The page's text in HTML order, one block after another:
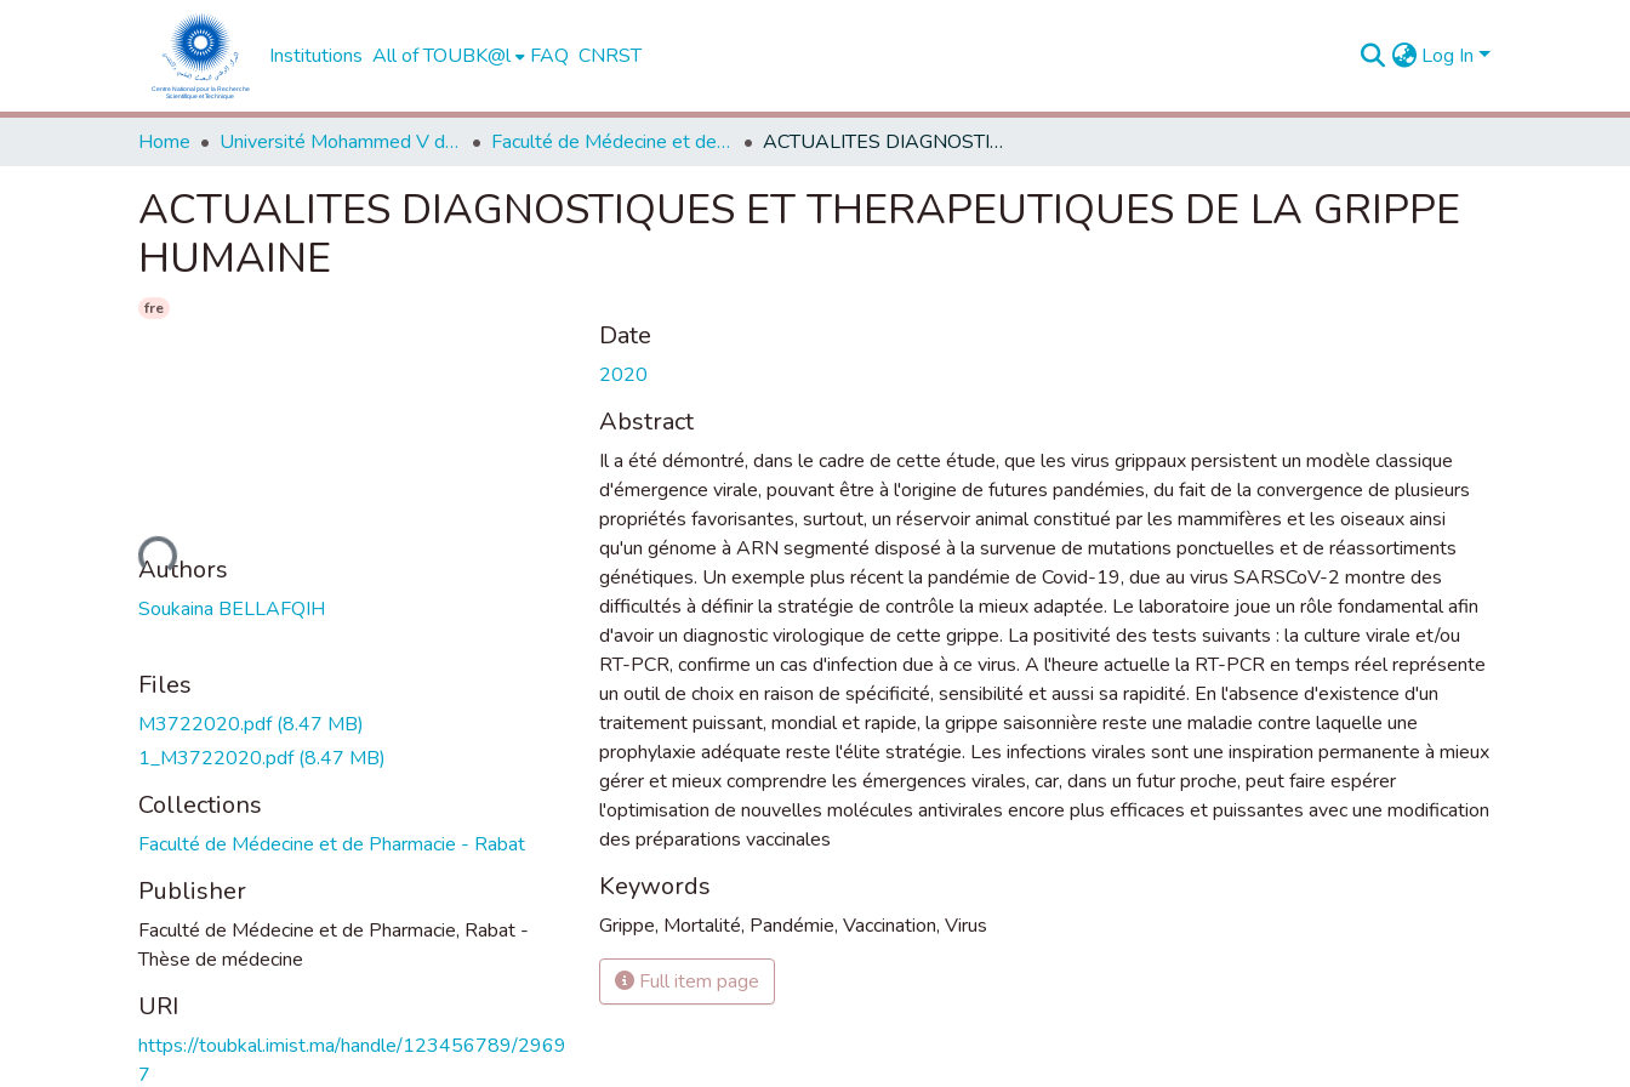
Institutions All of TOUBK@l FAQ CNRST Log In
Home Université Mohammed V de Rabat Faculté de Médecine et de Pharmacie - Rabat ACTUALITES DIAGNOSTIQUES ET THERAPEUTIQUES DE LA GRIPPE HUMAINE
ACTUALITES DIAGNOSTIQUES ET THERAPEUTIQUES DE LA GRIPPE
HUMAINE
fre
Loading...
Authors
Soukaina BELLAFQIH
Files
M3722020.pdf(8.47 MB)
1_M3722020.pdf(8.47 MB)
Collections
Faculté de Médecine et de Pharmacie - Rabat
Publisher
Faculté de Médecine et de Pharmacie, Rabat -
Thèse de médecine
URI
https://toubkal.imist.ma/handle/123456789/2969
7
Date
2020
Abstract
Il a été démontré, dans le cadre de cette étude, que les virus grippaux persistent un modèle classique
d'émergence virale, pouvant être à l'origine de futures pandémies, du fait de la convergence de plusieurs
propriétés favorisantes, surtout, un réservoir animal constitué par les mammifères et les oiseaux ainsi
qu'un génome à ARN segmenté disposé à la survenue de mutations ponctuelles et de réassortiments
génétiques. Un exemple plus récent la pandémie de Covid-19, due au virus SARSCoV-2 montre des
difficultés à définir la stratégie de contrôle la mieux adaptée. Le laboratoire joue un rôle fondamental afin
d'avoir un diagnostic virologique de cette grippe. La positivité des tests suivants : la culture virale et/ou
RT-PCR, confirme un cas d'infection due à ce virus. A l'heure actuelle la RT-PCR en temps réel représente
un outil de choix en raison de spécificité, sensibilité et aussi sa rapidité. En l'absence d'existence d'un
traitement puissant, mondial et rapide, la grippe saisonnière reste une maladie contre laquelle une
prophylaxie adéquate reste l'élite stratégie. Les infections virales sont une inspiration permanente à mieux
gérer et mieux comprendre les émergences virales, car, dans un futur proche, peut faire espérer
l'optimisation de nouvelles molécules antivirales encore plus efficaces et puissantes avec une modification
des préparations vaccinales
Keywords
Grippe, Mortalité, Pandémie, Vaccination, Virus
Full item page